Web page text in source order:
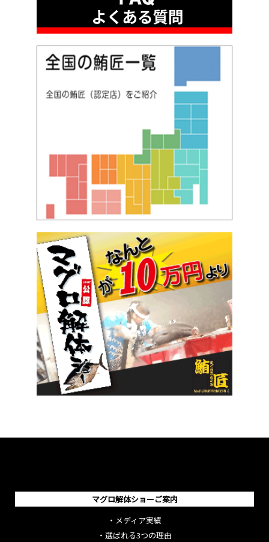
マグロ解体ショーご案内
・ メディア実績
・ 選ばれる3つの理由